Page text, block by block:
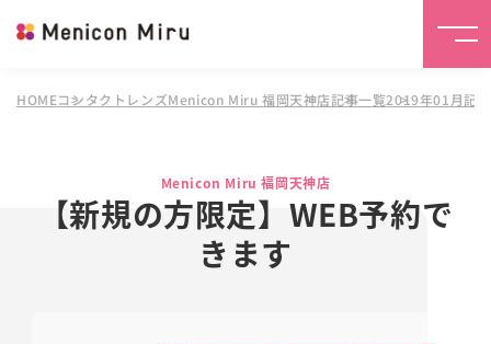
HOMEコンタクトレンズMenicon Miru 福岡天神店記事一覧2019年01月記
Menicon Miru 福岡天神店
【新規の方限定】WEB予約で
きます